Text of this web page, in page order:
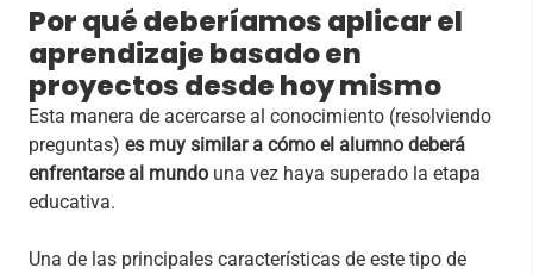
Por qué deberíamos aplicar el
aprendizaje basado en
proyectos desde hoy mismo
Esta manera de acercarse al conocimiento (resolviendo
preguntas) es muy similar a cómo el alumno deberá
enfrentarse al mundo una vez haya superado la etapa
educativa.
Una de las principales características de este tipo de